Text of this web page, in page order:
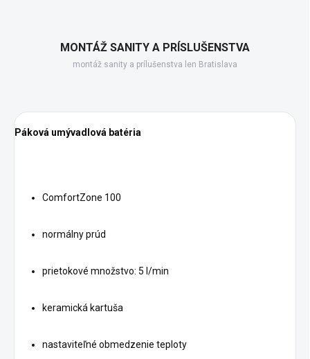
MONTÁŽ SANITY A PRÍSLUŠENSTVA
montáž sanity a prílušenstva len Bratislava
Páková umývadlová batéria
ComfortZone 100
normálny prúd
prietokové množstvo: 5 l/min
keramická kartuša
nastaviteľné obmedzenie teploty